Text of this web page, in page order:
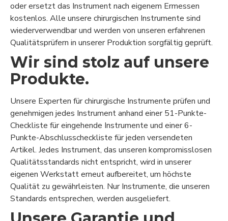
oder ersetzt das Instrument nach eigenem Ermessen
kostenlos. Alle unsere chirurgischen Instrumente sind
wiederverwendbar und werden von unseren erfahrenen
Qualitätsprüfern in unserer Produktion sorgfältig geprüft.
Wir sind stolz auf unsere
Produkte.
Unsere Experten für chirurgische Instrumente prüfen und
genehmigen jedes Instrument anhand einer 51-Punkte-
Checkliste für eingehende Instrumente und einer 6-
Punkte-Abschlusscheckliste für jeden versendeten
Artikel. Jedes Instrument, das unseren kompromisslosen
Qualitätsstandards nicht entspricht, wird in unserer
eigenen Werkstatt erneut aufbereitet, um höchste
Qualität zu gewährleisten. Nur Instrumente, die unseren
Standards entsprechen, werden ausgeliefert.